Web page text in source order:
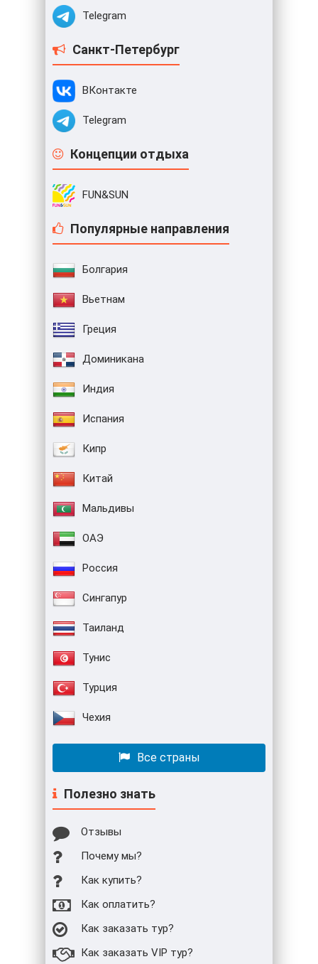
Telegram
Санкт-Петербург
ВКонтакте
Telegram
Концепции отдыха
FUN&SUN
Популярные направления
Болгария
Вьетнам
Греция
Доминикана
Индия
Испания
Кипр
Китай
Мальдивы
ОАЭ
Россия
Сингапур
Таиланд
Тунис
Турция
Чехия
Все страны
Полезно знать
Отзывы
Почему мы?
Как купить?
Как оплатить?
Как заказать тур?
Как заказать VIP тур?